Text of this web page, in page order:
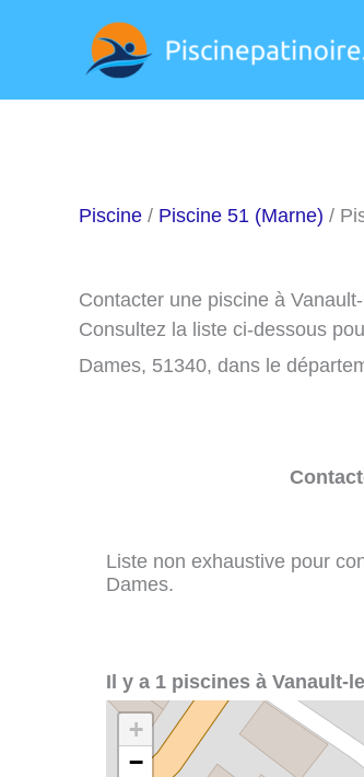
Piscine / Piscine 51 (Marne) /
Contacter une piscine à
Consultez la liste ci-dessous
Dames, 51340, dans le
Liste non exhaustive pour
Dames.
Il y a 1 piscines à Vanault-
+
−